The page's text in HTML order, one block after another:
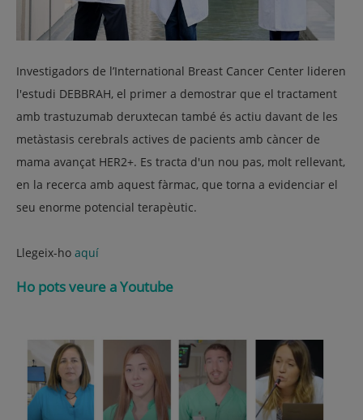
Investigadors de l’International Breast Cancer Center lideren
l'estudi DEBBRAH, el primer a demostrar que el tractament
amb trastuzumab deruxtecan també és actiu davant de les
metàstasis cerebrals actives de pacients amb càncer de
mama avançat HER2+. Es tracta d'un nou pas, molt rellevant,
en la recerca amb aquest fàrmac, que torna a evidenciar el
seu enorme potencial terapèutic.
Llegeix-ho aquí
Ho pots veure a Youtube